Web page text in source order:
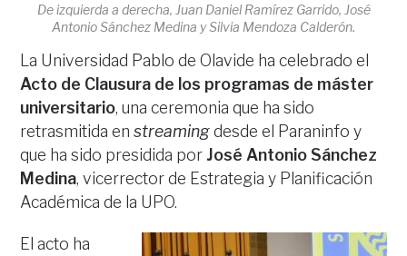
De izquierda a derecha, Juan Daniel Ramírez Garrido, José
Antonio Sánchez Medina y Silvia Mendoza Calderón.
La Universidad Pablo de Olavide ha celebrado el
Acto de Clausura de los programas de máster
universitario, una ceremonia que ha sido
retrasmitida enstreamingdesde el Paraninfo y
que ha sido presidida por José Antonio Sánchez
Medina, vicerrector de Estrategia y Planificación
Académica de la UPO.
El acto ha